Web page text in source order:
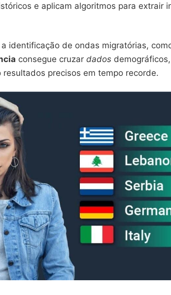
e aplicam algoritmos para extrair
identificação de ondas migratórias,
consegue cruzar dados
precisos em tempo recorde.